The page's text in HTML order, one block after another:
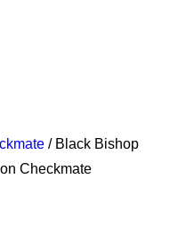
/ Black Bishop
Checkmate